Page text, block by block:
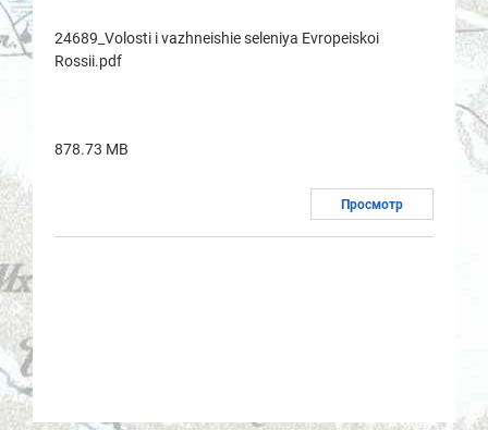
24689_Volosti i vazhneishie seleniya Evropeiskoi
Rossii.pdf
878.73 MB
Просмотр